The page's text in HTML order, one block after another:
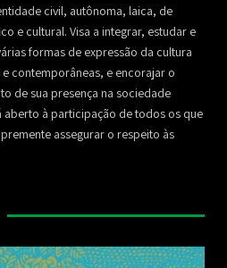
civil, autônoma, laica, de
e cultural. Visa a integrar, estudar e
formas de expressão da cultura
e contemporâneas, e encorajar o
de sua presença na sociedade
aberto à participação de todos os que
assegurar o respeito às